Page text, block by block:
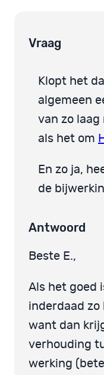
Vraag
Klopt het
algemeen
van zo laag
als het om
En zo ja,
de
Antwoord
Beste E.,
Als het goed
inderdaad zo
want dan
verhouding
werking